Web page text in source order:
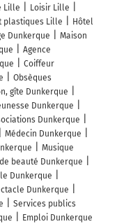
Lille
Loisir Lille
plastiques Lille
Hôtel
Dunkerque
Maison
Agence
Coiffeur
Obsèques
gîte Dunkerque
Dunkerque
Dunkerque
Médecin Dunkerque
Musique
beauté Dunkerque
Dunkerque
Dunkerque
Services publics
Emploi Dunkerque